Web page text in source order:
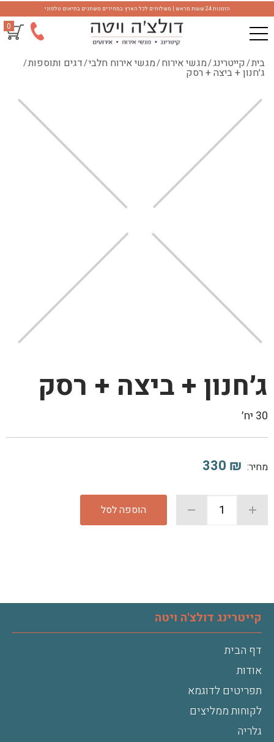
הזמנות 24 שעות מראש | משלוחים לכל הארץ במחירים משתנים בתיאום טלפוני
0
בית/קייטרינג/מגשי אירוח/מגשי אירוח חלבי/דגים ותוספות/
ג׳חנון + ביצה + רסק
ג׳חנון + ביצה + רסק
30 יח׳
מחיר: ₪
330
הוספה לסל
קייטרינג דולצ'ה ויטה
דף הבית
אודות
תפריטים לדוגמא
לקוחות ממליצים
גלריה